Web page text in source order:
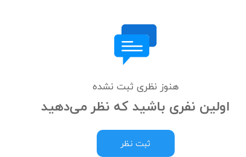
هنوز نظری ثبت نشده
اولین نفری باشید که نظر می‌دهید
ثبت نظر